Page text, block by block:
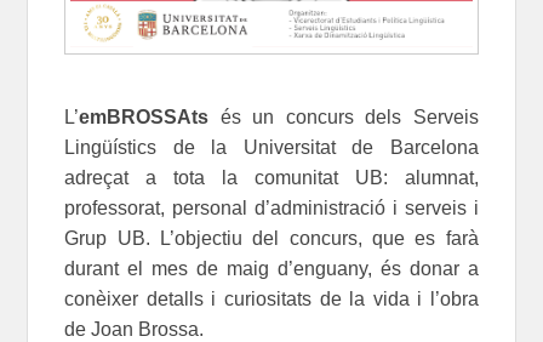
L’emBROSSAts és un concurs dels Serveis
Lingüístics de la Universitat de Barcelona
adreçat a tota la comunitat UB: alumnat,
professorat, personal d’administració i serveis i
Grup UB. L’objectiu del concurs, que es farà
durant el mes de maig d’enguany, és donar a
conèixer detalls i curiositats de la vida i l’obra
de Joan Brossa.